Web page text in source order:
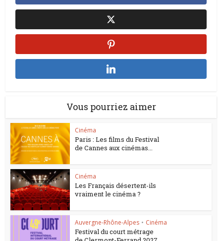
Vous pourriez aimer
Cinéma
Paris : Les films du Festival
de Cannes aux cinémas...
Cinéma
Les Français désertent-ils
vraiment le cinéma ?
Auvergne-Rhône-Alpes • Cinéma
Festival du court métrage